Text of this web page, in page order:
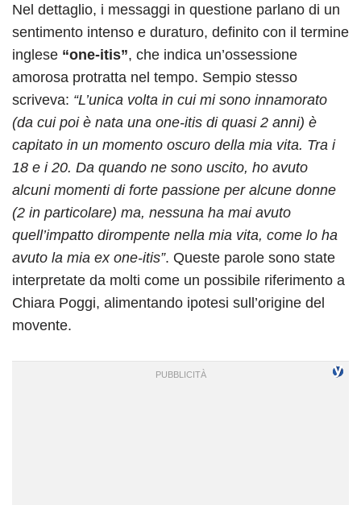
Nel dettaglio, i messaggi in questione parlano di un
sentimento intenso e duraturo, definito con il termine
inglese “one-itis”, che indica un’ossessione
amorosa protratta nel tempo. Sempio stesso
scriveva: “L’unica volta in cui mi sono innamorato
(da cui poi è nata una one-itis di quasi 2 anni) è
capitato in un momento oscuro della mia vita. Tra i
18 e i 20. Da quando ne sono uscito, ho avuto
alcuni momenti di forte passione per alcune donne
(2 in particolare) ma, nessuna ha mai avuto
quell’impatto dirompente nella mia vita, come lo ha
avuto la mia ex one-itis”. Queste parole sono state
interpretate da molti come un possibile riferimento a
Chiara Poggi, alimentando ipotesi sull’origine del
movente.